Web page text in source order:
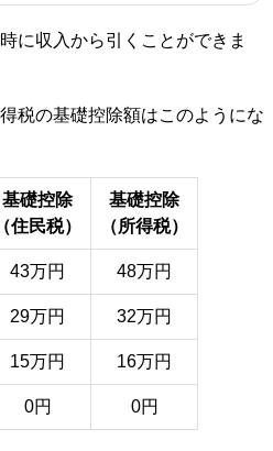
に収入から引くことができま
税の基礎控除額はこのようにな
基礎控除
（住民税）
基礎控除
（所得税）
43万円 48万円
29万円 32万円
15万円 16万円
0円 0円